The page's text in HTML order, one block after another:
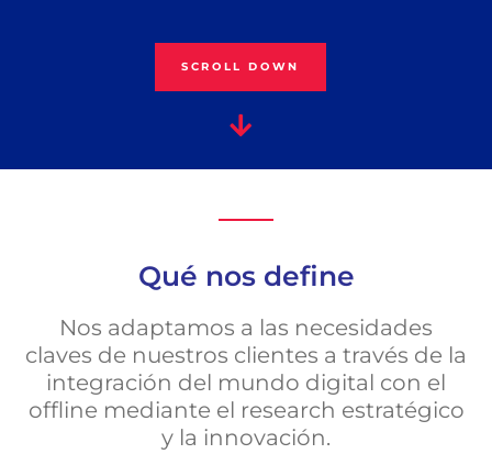
SCROLL DOWN
Qué nos define
Nos adaptamos a las necesidades
claves de nuestros clientes a través de la
integración del mundo digital con el
offline mediante el research estratégico
y la innovación.